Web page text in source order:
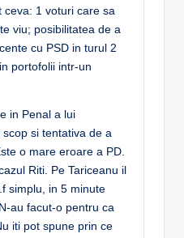
ceva: 1 voturi care sa
viu; posibilitatea de a
cu PSD in turul 2
portofolii intr-un
in Penal a lui
si tentativa de a
o mare eroare a PD.
Riti. Pe Tariceanu il
simplu, in 5 minute
au facut-o pentru ca
iti pot spune prin ce